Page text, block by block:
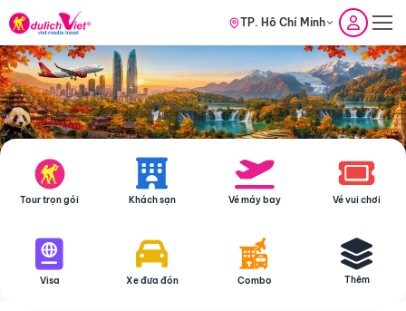
TP. Hồ Chí Minh
Tour trọn gói Khách sạn Vé máy bay Vé vui chơi
Visa Xe đưa đón Combo Thêm